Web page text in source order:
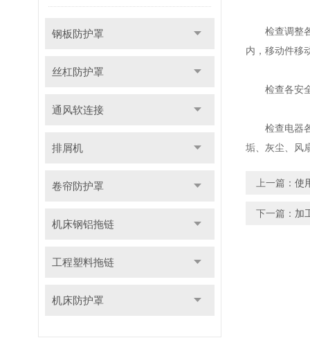
钢板防护罩
丝杠防护罩
通风软连接
排屑机
卷帘防护罩
机床钢铝拖链
工程塑料拖链
机床防护罩
检查调整各
内，移动件移
检查各安全
检查电器各
垢、灰尘、风
上一篇： 使
下一篇： 加